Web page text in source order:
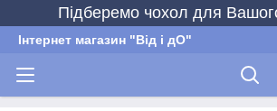
Підберемо чохол для
Інтернет магазин "Від і дО"